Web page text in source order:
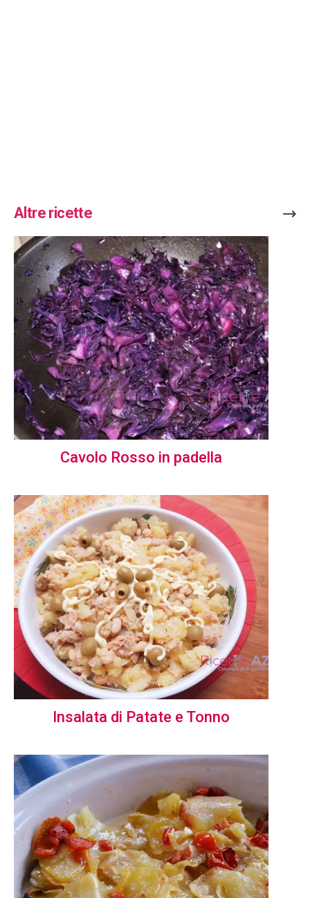
Altre ricette
Cavolo Rosso in padella
Insalata di Patate e Tonno